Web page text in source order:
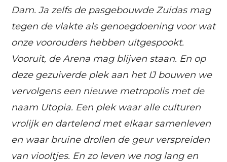
Dam. Ja zelfs de pasgebouwde Zuidas mag
tegen de vlakte als genoegdoening voor wat
onze voorouders hebben uitgespookt.
Vooruit, de Arena mag blijven staan. En op
deze gezuiverde plek aan het IJ bouwen we
vervolgens een nieuwe metropolis met de
naam Utopia. Een plek waar alle culturen
vrolijk en dartelend met elkaar samenleven
en waar bruine drollen de geur verspreiden
van viooltjes. En zo leven we nog lang en